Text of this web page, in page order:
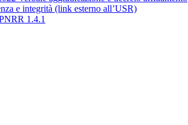
e integrità (link esterno all’USR)
1.4.1